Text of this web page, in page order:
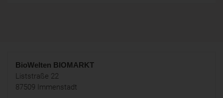
BioWelten BIOMARKT
Liststraße 22
87509 Immenstadt